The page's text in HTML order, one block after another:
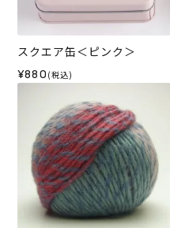
スクエア缶＜ピンク＞
¥880 (税込)